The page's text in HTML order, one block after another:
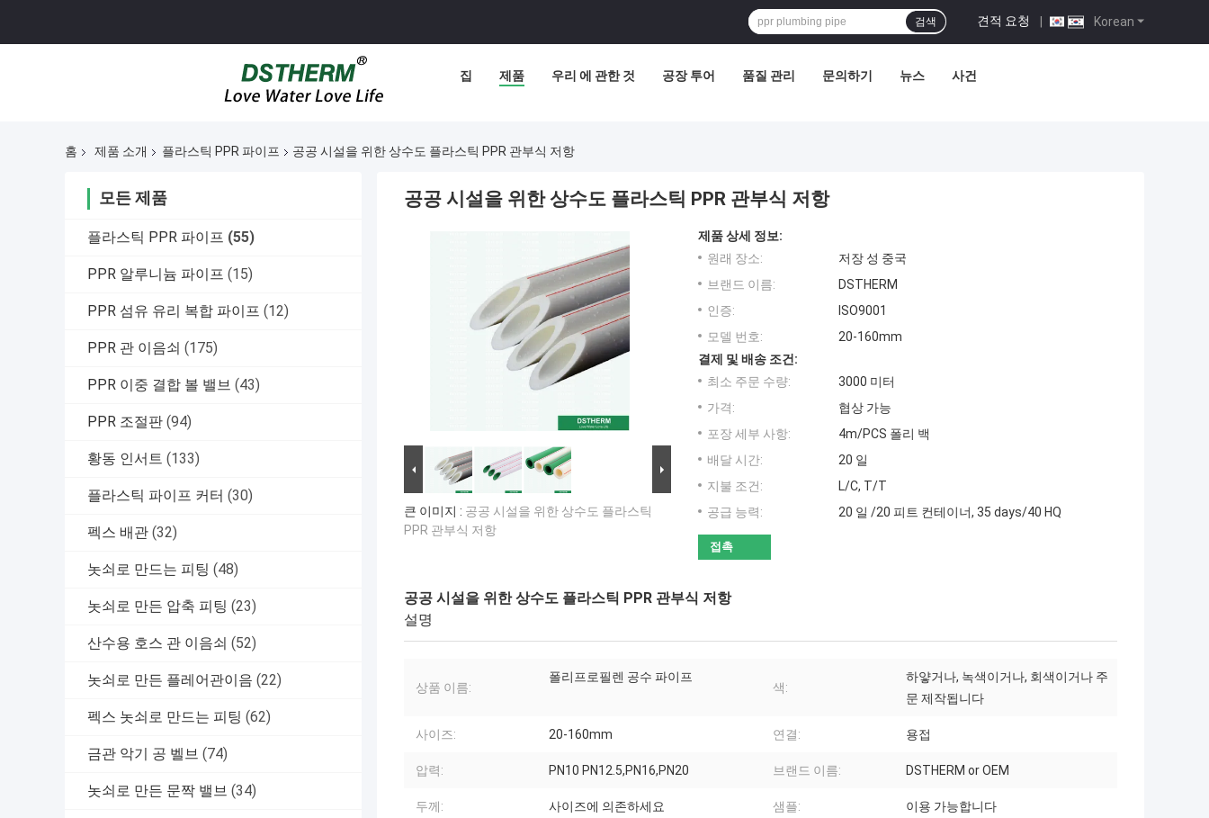
Korean
견적 요청 |
검색
집 제품 우리 에 관한 것 공장 투어 품질 관리 문의하기 뉴스 사건
홈 제품 소개 플라스틱 PPR 파이프 공공 시설을 위한 상수도 플라스틱 PPR 관부식 저항
모든 제품
플라스틱 PPR 파이프 (55)
PPR 알루니늄 파이프 (15)
PPR 섬유 유리 복합 파이프 (12)
PPR 관 이음쇠 (175)
PPR 이중 결합 볼 밸브 (43)
PPR 조절판 (94)
황동 인서트 (133)
플라스틱 파이프 커터 (30)
펙스 배관 (32)
놋쇠로 만드는 피팅 (48)
놋쇠로 만든 압축 피팅 (23)
산수용 호스 관 이음쇠 (52)
놋쇠로 만든 플레어관이음 (22)
펙스 놋쇠로 만드는 피팅 (62)
금관 악기 공 벨브 (74)
놋쇠로 만든 문짝 밸브 (34)
공공 시설을 위한 상수도 플라스틱 PPR 관부식 저항
큰 이미지 : 공공 시설을 위한 상수도 플라스틱
PPR 관부식 저항
제품 상세 정보:
원래 장소:
저장 성 중국
브랜드 이름:
DSTHERM
인증:
ISO9001
모델 번호:
20-160mm
결제 및 배송 조건:
최소 주문 수량:
3000 미터
가격:
협상 가능
포장 세부 사항:
4m/PCS 폴리 백
배달 시간:
20 일
지불 조건:
L/C, T/T
공급 능력:
20 일 /20 피트 컨테이너, 35 days/40 HQ
접촉
공공 시설을 위한 상수도 플라스틱 PPR 관부식 저항
설명
상품 이름:
폴리프로필렌 공수 파이프
색:
하얗거나, 녹색이거나, 회색이거나 주
문 제작됩니다
사이즈: 20-160mm 연결: 용접
압력: PN10 PN12.5,PN16,PN20 브랜드 이름: DSTHERM or OEM
두께: 사이즈에 의존하세요 샘플: 이용 가능합니다